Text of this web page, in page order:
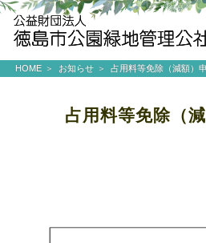
HOME お知らせ 占用料等免除（減額）
占用料等免除（